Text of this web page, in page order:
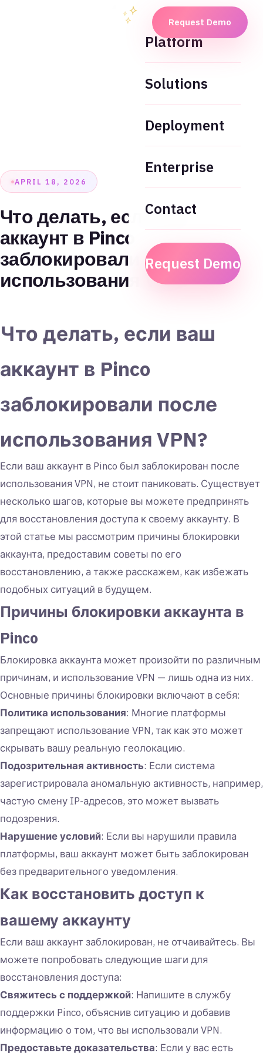
Request Demo
Platform
Solutions
Deployment
Enterprise
Contact
Request Demo
APRIL 18, 2026
Что делать, если ваш
аккаунт в Pinco
заблокировали после
использования VPN?
Что делать, если ваш
аккаунт в Pinco
заблокировали после
использования VPN?
Если ваш аккаунт в Pinco был заблокирован после
использования VPN, не стоит паниковать. Существует
несколько шагов, которые вы можете предпринять
для восстановления доступа к своему аккаунту. В
этой статье мы рассмотрим причины блокировки
аккаунта, предоставим советы по его
восстановлению, а также расскажем, как избежать
подобных ситуаций в будущем.
Причины блокировки аккаунта в
Pinco
Блокировка аккаунта может произойти по различным
причинам, и использование VPN — лишь одна из них.
Основные причины блокировки включают в себя:
Политика использования: Многие платформы
запрещают использование VPN, так как это может
скрывать вашу реальную геолокацию.
Подозрительная активность: Если система
зарегистрировала аномальную активность, например,
частую смену IP-адресов, это может вызвать
подозрения.
Нарушение условий: Если вы нарушили правила
платформы, ваш аккаунт может быть заблокирован
без предварительного уведомления.
Как восстановить доступ к
вашему аккаунту
Если ваш аккаунт заблокирован, не отчаивайтесь. Вы
можете попробовать следующие шаги для
восстановления доступа:
Свяжитесь с поддержкой: Напишите в службу
поддержки Pinco, объяснив ситуацию и добавив
информацию о том, что вы использовали VPN.
Предоставьте доказательства: Если у вас есть